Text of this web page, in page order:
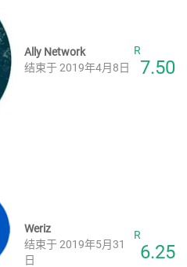
Ally Network
结束于 2019年4月8日
R
7.50
Weriz
结束于 2019年5月31
日
R
6.25